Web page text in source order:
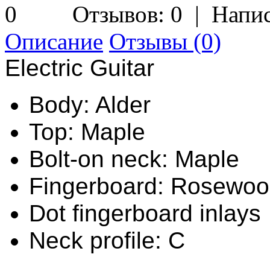
Отзывов: 0 |
Описание Отзывы (0)
Electric Guitar
Body: Alder
Top: Maple
Bolt-on neck: Maple
Fingerboard:
Dot fingerboard inlays
Neck profile: C